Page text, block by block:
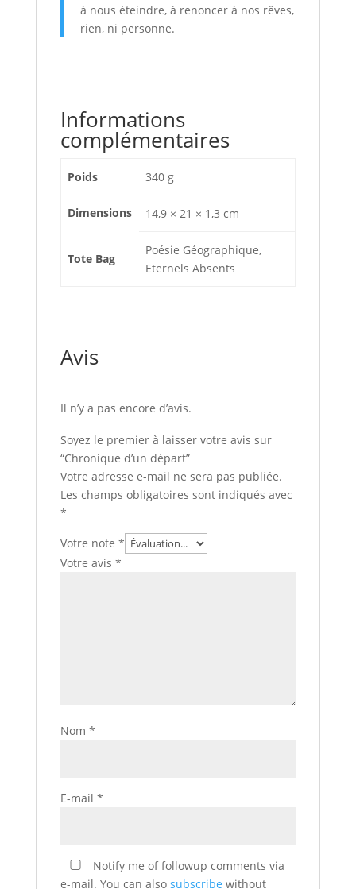
à nous éteindre, à renoncer à nos rêves,
rien, ni personne.
Informations
complémentaires
Poids 340 g
Dimensions 14,9 × 21 × 1,3 cm
Tote Bag
Poésie Géographique,
Eternels Absents
Avis
Il n’y a pas encore d’avis.
Soyez le premier à laisser votre avis sur
“Chronique d’un départ”
Votre adresse e-mail ne sera pas publiée.
Les champs obligatoires sont indiqués avec
*
Votre note *
Votre avis *
Nom *
E-mail *
Notify me of followup comments via
e-mail. You can also subscribe without